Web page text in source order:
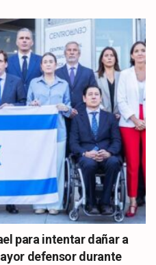
para intentar dañar a
defensor durante